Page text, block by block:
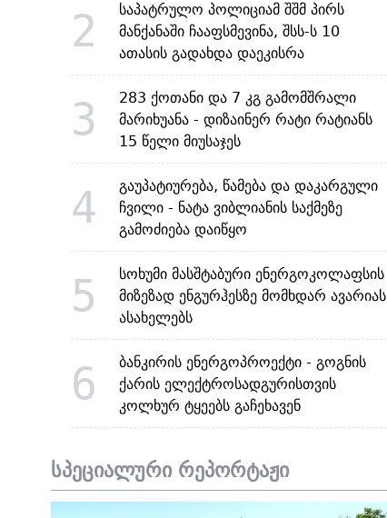
2
საპატრულო პოლიციამ შშმ პირს
მანქანაში ჩააფსმევინა, შსს-ს 10
ათასის გადახდა დაეკისრა
3
283 ქოთანი და 7 კგ გამომშრალი
მარიხუანა - დიზაინერ რატი რატიანს
15 წელი მიუსაჯეს
4
გაუპატიურება, წამება და დაკარგული
ჩვილი - ნატა ვიბლიანის საქმეზე
გამოძიება დაიწყო
5
სოხუმი მასშტაბური ენერგოკოლაფსის
მიზეზად ენგურჰესზე მომხდარ ავარიას
ასახელებს
6
ბანკირის ენერგოპროექტი - გოგნის
ქარის ელექტროსადგურისთვის
კოლხურ ტყეებს გაჩეხავენ
სპეციალური რეპორტაჟი